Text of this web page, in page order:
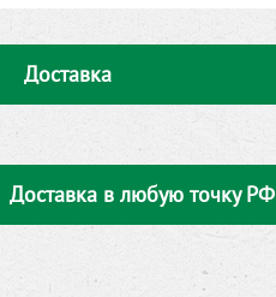
Доставка
Доставка в любую точку РФ